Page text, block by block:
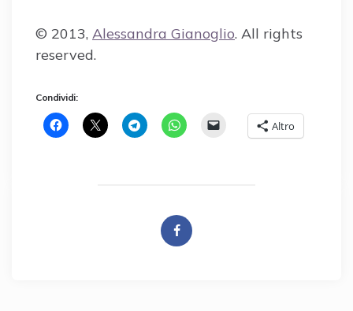
© 2013, Alessandra Gianoglio. All rights
reserved.
Condividi:
Altro